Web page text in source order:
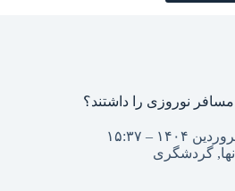
نوروزی را داشتند؟
, گردشگری